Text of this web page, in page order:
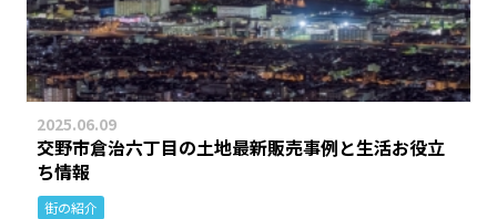
2025.06.09
交野市倉治六丁目の土地最新販売事例と生活お役立
ち情報
街の紹介